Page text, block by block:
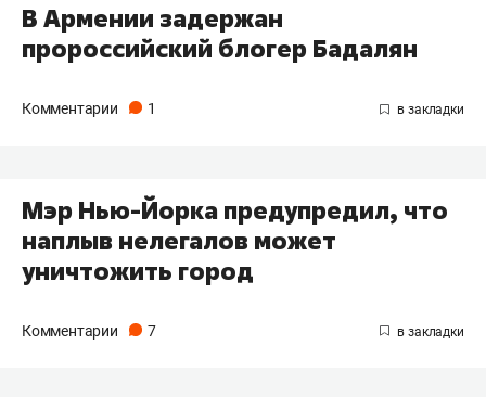
В Армении задержан
пророссийский блогер Бадалян
Комментарии 1
Мэр Нью-Йорка предупредил, что
наплыв нелегалов может
уничтожить город
Комментарии 7